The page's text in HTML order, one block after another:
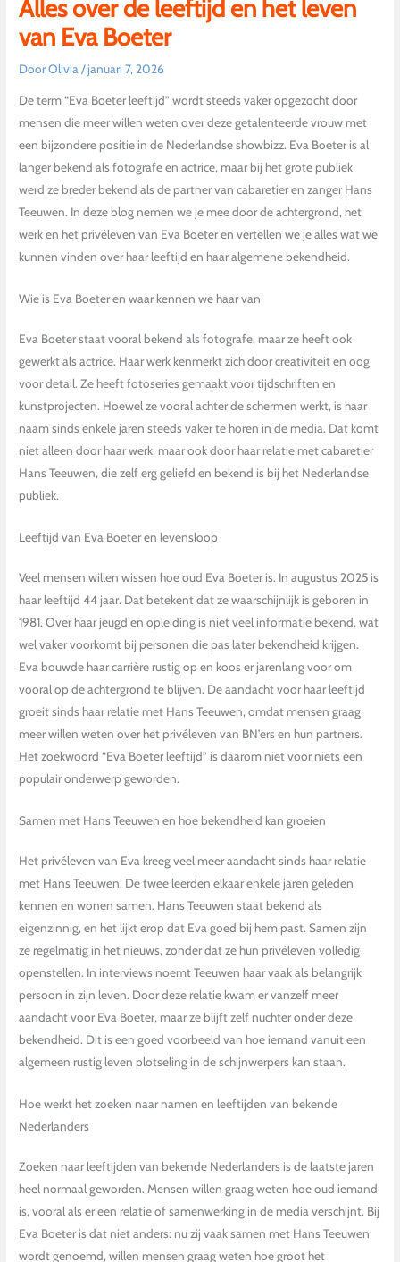
Alles over de leeftijd en het leven
van Eva Boeter
DoorOlivia/januari 7, 2026
De term “Eva Boeter leeftijd” wordt steeds vaker opgezocht door
mensen die meer willen weten over deze getalenteerde vrouw met
een bijzondere positie in de Nederlandse showbizz. Eva Boeter is al
langer bekend als fotografe en actrice, maar bij het grote publiek
werd ze breder bekend als de partner van cabaretier en zanger Hans
Teeuwen. In deze blog nemen we je mee door de achtergrond, het
werk en het privéleven van Eva Boeter en vertellen we je alles wat we
kunnen vinden over haar leeftijd en haar algemene bekendheid.
Wie is Eva Boeter en waar kennen we haar van
Eva Boeter staat vooral bekend als fotografe, maar ze heeft ook
gewerkt als actrice. Haar werk kenmerkt zich door creativiteit en oog
voor detail. Ze heeft fotoseries gemaakt voor tijdschriften en
kunstprojecten. Hoewel ze vooral achter de schermen werkt, is haar
naam sinds enkele jaren steeds vaker te horen in de media. Dat komt
niet alleen door haar werk, maar ook door haar relatie met cabaretier
Hans Teeuwen, die zelf erg geliefd en bekend is bij het Nederlandse
publiek.
Leeftijd van Eva Boeter en levensloop
Veel mensen willen wissen hoe oud Eva Boeter is. In augustus 2025 is
haar leeftijd 44 jaar. Dat betekent dat ze waarschijnlijk is geboren in
1981. Over haar jeugd en opleiding is niet veel informatie bekend, wat
wel vaker voorkomt bij personen die pas later bekendheid krijgen.
Eva bouwde haar carrière rustig op en koos er jarenlang voor om
vooral op de achtergrond te blijven. De aandacht voor haar leeftijd
groeit sinds haar relatie met Hans Teeuwen, omdat mensen graag
meer willen weten over het privéleven van BN’ers en hun partners.
Het zoekwoord “Eva Boeter leeftijd” is daarom niet voor niets een
populair onderwerp geworden.
Samen met Hans Teeuwen en hoe bekendheid kan groeien
Het privéleven van Eva kreeg veel meer aandacht sinds haar relatie
met Hans Teeuwen. De twee leerden elkaar enkele jaren geleden
kennen en wonen samen. Hans Teeuwen staat bekend als
eigenzinnig, en het lijkt erop dat Eva goed bij hem past. Samen zijn
ze regelmatig in het nieuws, zonder dat ze hun privéleven volledig
openstellen. In interviews noemt Teeuwen haar vaak als belangrijk
persoon in zijn leven. Door deze relatie kwam er vanzelf meer
aandacht voor Eva Boeter, maar ze blijft zelf nuchter onder deze
bekendheid. Dit is een goed voorbeeld van hoe iemand vanuit een
algemeen rustig leven plotseling in de schijnwerpers kan staan.
Hoe werkt het zoeken naar namen en leeftijden van bekende
Nederlanders
Zoeken naar leeftijden van bekende Nederlanders is de laatste jaren
heel normaal geworden. Mensen willen graag weten hoe oud iemand
is, vooral als er een relatie of samenwerking in de media verschijnt. Bij
Eva Boeter is dat niet anders: nu zij vaak samen met Hans Teeuwen
wordt genoemd, willen mensen graag weten hoe groot het